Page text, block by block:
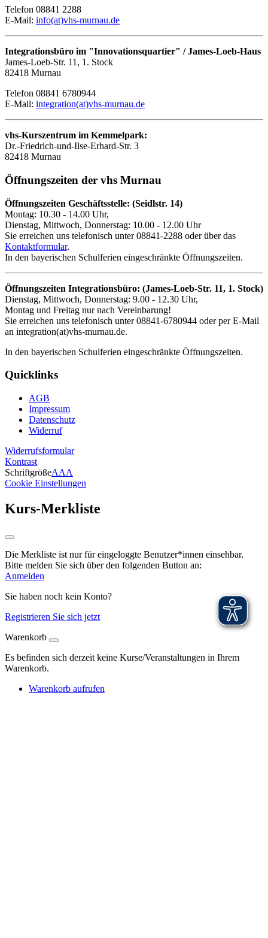
Telefon 08841 2288
E-Mail: info(at)vhs-murnau.de
Integrationsbüro im "Innovationsquartier" / James-Loeb-Haus
James-Loeb-Str. 11, 1. Stock
82418 Murnau
Telefon 08841 6780944
E-Mail: integration(at)vhs-murnau.de
vhs-Kurszentrum im Kemmelpark:
Dr.-Friedrich-und-Ilse-Erhard-Str. 3
82418 Murnau
Öffnungszeiten der vhs Murnau
Öffnungszeiten Geschäftsstelle: (Seidlstr. 14)
Montag: 10.30 - 14.00 Uhr,
Dienstag, Mittwoch, Donnerstag: 10.00 - 12.00 Uhr
Sie erreichen uns telefonisch unter 08841-2288 oder über das
Kontaktformular.
In den bayerischen Schulferien eingeschränkte Öffnungszeiten.
Öffnungszeiten Integrationsbüro: (James-Loeb-Str. 11, 1. Stock)
Dienstag, Mittwoch, Donnerstag: 9.00 - 12.30 Uhr,
Montag und Freitag nur nach Vereinbarung!
Sie erreichen uns telefonisch unter 08841-6780944 oder per E-Mail
an integration(at)vhs-murnau.de.
In den bayerischen Schulferien eingeschränkte Öffnungszeiten.
Quicklinks
AGB
Impressum
Datenschutz
Widerruf
Widerrufsformular
Kontrast
SchriftgrößeAAA
Cookie Einstellungen
Kurs-Merkliste
Die Merkliste ist nur für eingeloggte Benutzer*innen einsehbar.
Bitte melden Sie sich über den folgenden Button an:
Anmelden
Sie haben noch kein Konto?
Registrieren Sie sich jetzt
Warenkorb
Es befinden sich derzeit keine Kurse/Veranstaltungen in Ihrem
Warenkorb.
Warenkorb aufrufen